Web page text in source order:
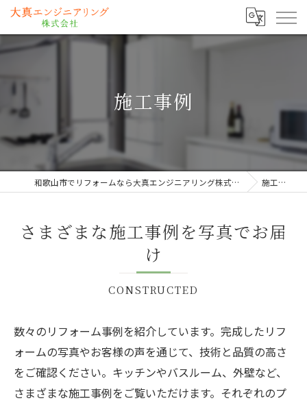
施工事例
和歌山市でリフォームなら大真エンジニアリング株式会社 施工事例
さまざまな施工事例を写真でお届
け
CONSTRUCTED
数々のリフォーム事例を紹介しています。完成したリフ
ォームの写真やお客様の声を通じて、技術と品質の高さ
をご確認ください。キッチンやバスルーム、外壁など、
さまざまな施工事例をご覧いただけます。それぞれのプ